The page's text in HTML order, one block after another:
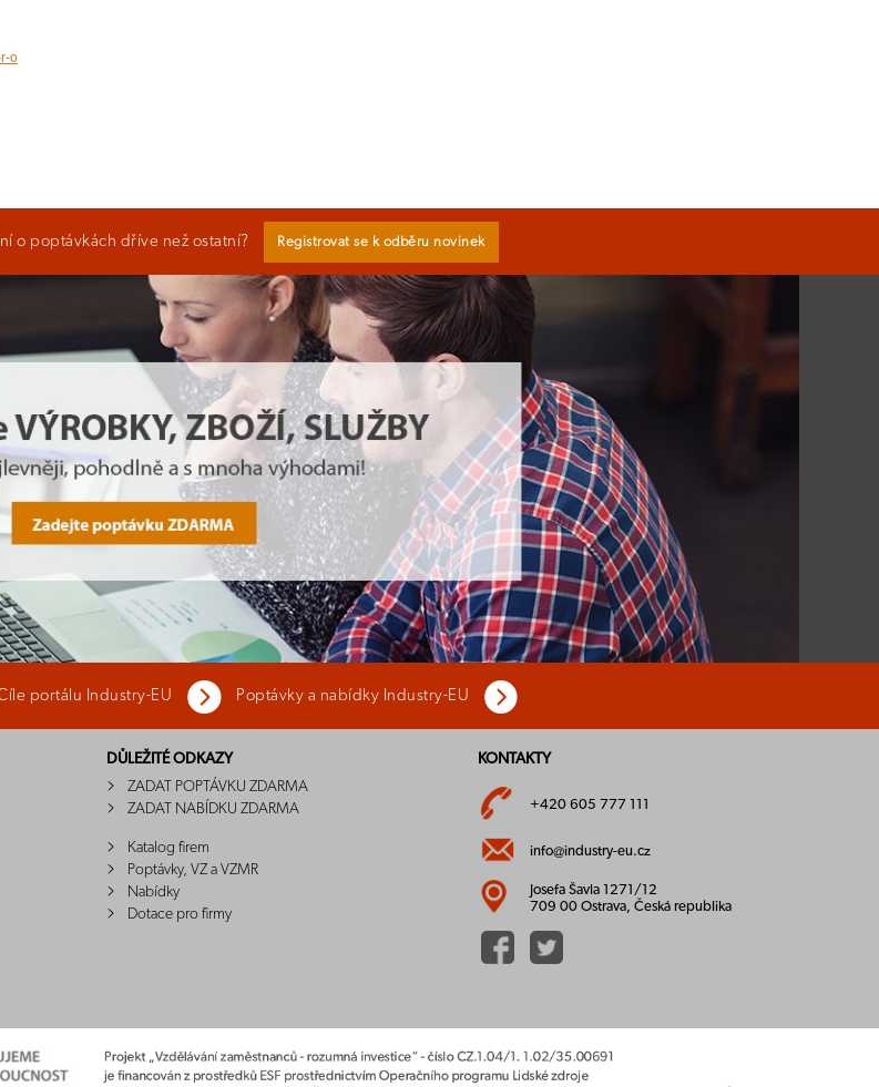
o
o poptávkách dříve než ostatní? Registrovat se k odběru novinek
portálu Industry-EU Poptávky a nabídky Industry-EU
DŮLEŽITÉ ODKAZY
ZADAT POPTÁVKU ZDARMA
ZADAT NABÍDKU ZDARMA
Katalog firem
Poptávky, VZ a VZMR
Nabídky
Dotace pro firmy
KONTAKTY
+420 605 777 111
info@industry-eu.cz
Josefa Šavla 1271/12
709 00 Ostrava, Česká republika